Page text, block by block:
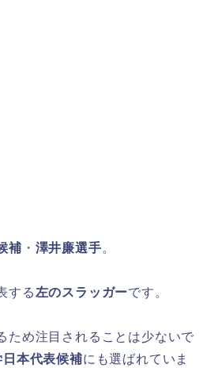
補 ・ 澤井廉選手。
する左のスラッガーです。
ため注目されることは少ないで
日本代表候補にも選ばれていま